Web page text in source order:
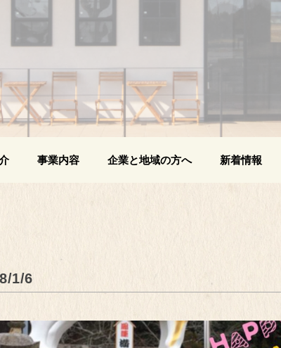
事業内容 企業と地域の方へ 新着情報
1/6